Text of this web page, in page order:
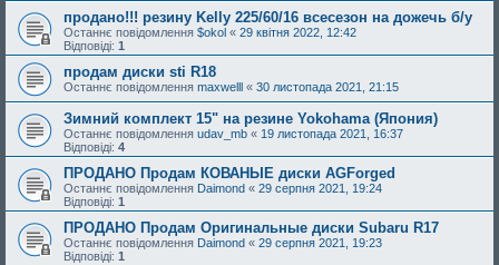
продано!!! резину Kelly 225/60/16 всесезон на дожечь б/у
Останнє повідомлення $okol « 29 квітня 2022, 12:42
Відповіді: 1
продам диски sti R18
Останнє повідомлення maxwelll « 30 листопада 2021, 21:15
Зимний комплект 15" на резине Yokohama (Япония)
Останнє повідомлення udav_mb « 19 листопада 2021, 16:37
Відповіді: 4
ПРОДАНО Продам КОВАНЫЕ диски AGForged
Останнє повідомлення Daimond « 29 серпня 2021, 19:24
Відповіді: 1
ПРОДАНО Продам Оригинальные диски Subaru R17
Останнє повідомлення Daimond « 29 серпня 2021, 19:23
Відповіді: 1